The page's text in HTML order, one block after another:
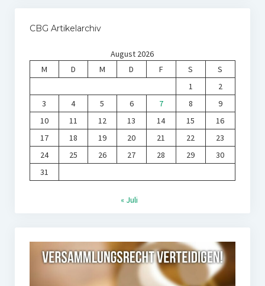
CBG Artikelarchiv
August 2026
M
D M D F S
S
1
2
3
4 5 6 7 8
9
10
11 12 13 14 15
16
17
18 19 20 21 22
23
24
25 26 27 28 29
30
31
« Juli